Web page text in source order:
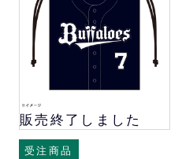
販売終了しました
受注商品